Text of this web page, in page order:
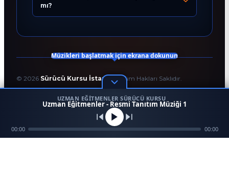
mı?
© 2026 Sürücü Kursu İstanbul. Tüm Hakları Saklıdır.
T.C. Milli Eğitim Bakanlığı Onaylı Resmi Eğitim Kurumudur.
Kodlama ve Tasarım:Enver Çağlar
Ara
1
Konum Mezun
Müzikleri başlatmak için ekrana dokunun
UZMAN EĞITMENLER SÜRÜCÜ KURSU
Uzman Eğitmenler - Resmi Tanıtım Müziği 1
00:00 00:00